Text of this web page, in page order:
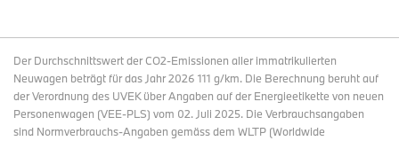
Der Durchschnittswert der CO2-Emissionen aller immatrikulierten
Neuwagen beträgt für das Jahr 2026 111 g/km. Die Berechnung beruht auf
der Verordnung des UVEK über Angaben auf der Energieetikette von neuen
Personenwagen (VEE-PLS) vom 02. Juli 2025. Die Verbrauchsangaben
sind Normverbrauchs-Angaben gemäss dem WLTP (Worldwide